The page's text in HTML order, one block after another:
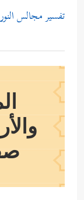
تفسير مجالس النور